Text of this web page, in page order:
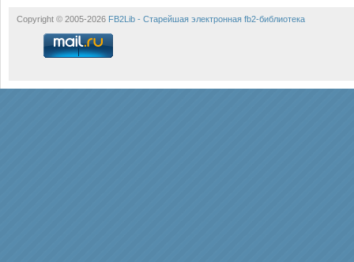
Copyright © 2005-2026 FB2Lib - Старейшая электронная fb2-библиотека